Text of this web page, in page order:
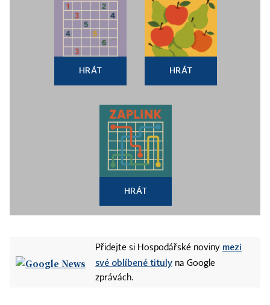
HRÁT HRÁT
HRÁT
Přidejte si Hospodářské noviny mezi
své oblíbené tituly na Google
zprávách.